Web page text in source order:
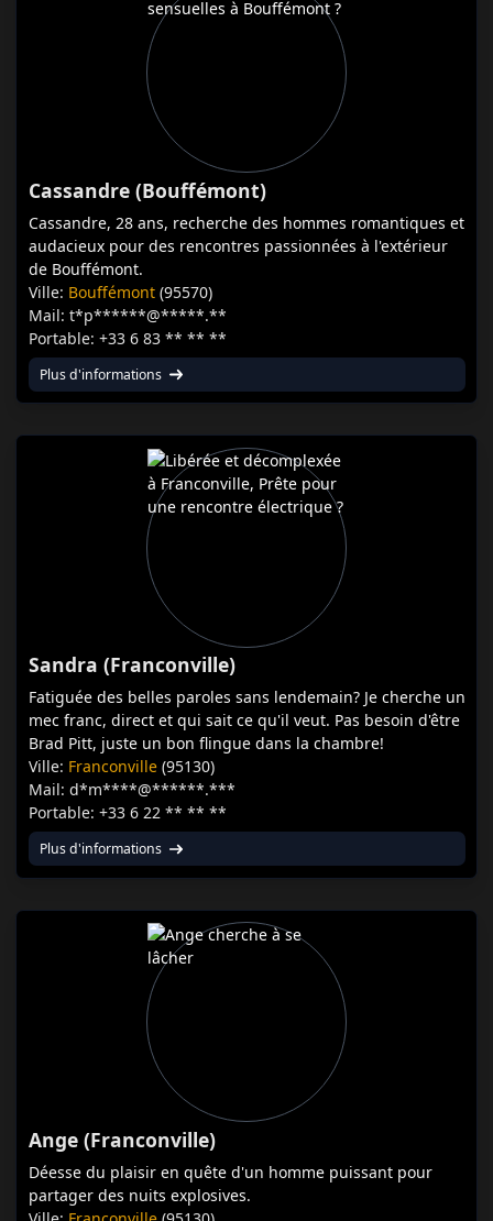
Cassandre (Bouffémont)
Cassandre, 28 ans, recherche des hommes romantiques et
audacieux pour des rencontres passionnées à l'extérieur
de Bouffémont.
Ville: Bouffémont (95570)
Mail: t*p******@*****.**
Portable: +33 6 83 ** ** **
Plus d'informations
Sandra (Franconville)
Fatiguée des belles paroles sans lendemain? Je cherche un
mec franc, direct et qui sait ce qu'il veut. Pas besoin d'être
Brad Pitt, juste un bon flingue dans la chambre!
Ville: Franconville (95130)
Mail: d*m****@******.***
Portable: +33 6 22 ** ** **
Plus d'informations
Ange (Franconville)
Déesse du plaisir en quête d'un homme puissant pour
partager des nuits explosives.